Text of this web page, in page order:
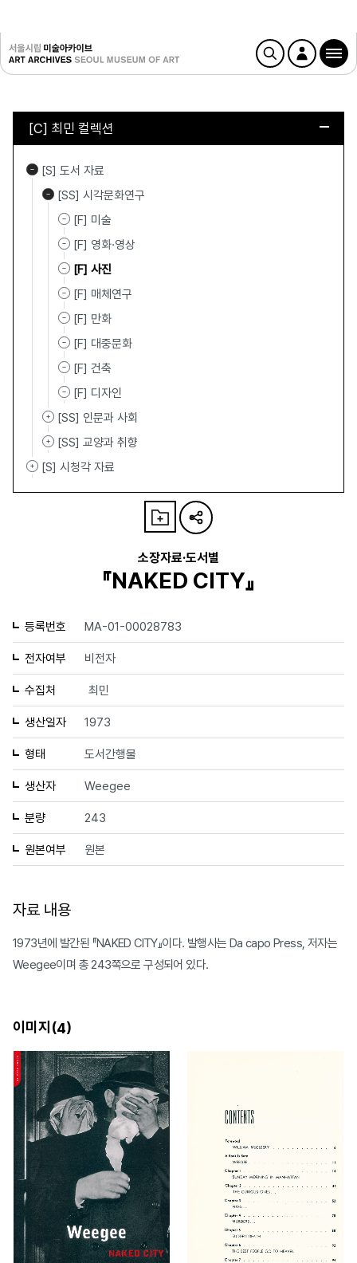
[C] 최민 컬렉션
[S] 도서 자료
[SS] 시각문화연구
[F] 미술
[F] 영화·영상
[F] 사진
[F] 매체연구
[F] 만화
[F] 대중문화
[F] 건축
[F] 디자인
[SS] 인문과 사회
[SS] 교양과 취향
[S] 시청각 자료
소장자료·도서별
『NAKED CITY』
등록번호 MA-01-00028783
전자여부 비전자
수집처 최민
생산일자 1973
형태 도서간행물
생산자 Weegee
분량 243
원본여부 원본
자료 내용
1973년에 발간된 『NAKED CITY』이다. 발행사는 Da capo Press, 저자는
Weegee이며 총 243쪽으로 구성되어 있다.
이미지(4)